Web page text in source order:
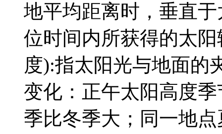
地平均距离时，垂直
位时间内所获得的太
度):指太阳光与地面的
变化：正午太阳高度
季比冬季大；同一地